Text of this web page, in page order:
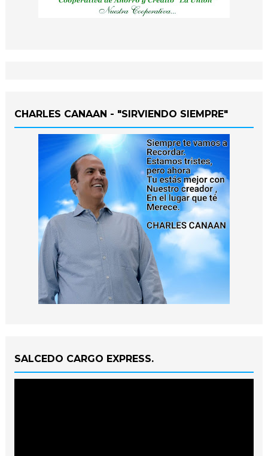
CHARLES CANAAN - "SIRVIENDO SIEMPRE"
SALCEDO CARGO EXPRESS.